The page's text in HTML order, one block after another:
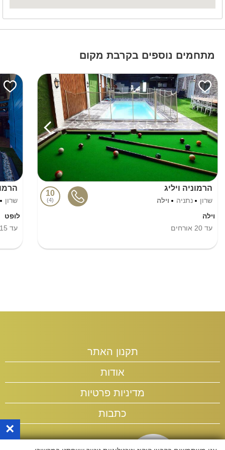
מתחמים נוספים בקרבת מקום
הרמוניה ויליג
שרון נתניה וילה
10
4
וילה
עד 20 אורחים
שרון
לופט
עד 15
תקנון האתר
אודות
מדיניות פרטיות
כתבות
×